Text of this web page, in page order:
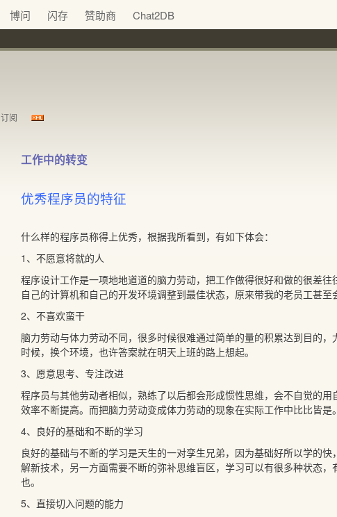
博问 闪存 赞助商 Chat2DB
订阅
工作中的转变
优秀程序员的特征
什么样的程序员称得上优秀，根据我所看到，有如下体会：
1、不愿意将就的人
程序设计工作是一项地地道道的脑力劳动，把工作做得很好和做的很差
自己的计算机和自己的开发环境调整到最佳状态，原来带我的老员工甚至
2、不喜欢蛮干
脑力劳动与体力劳动不同，很多时候很难通过简单的量的积累达到目的
时候，换个环境，也许答案就在明天上班的路上想起。
3、愿意思考、专注改进
程序员与其他劳动者相似，熟练了以后都会形成惯性思维，会不自觉的
效率不断提高。而把脑力劳动变成体力劳动的现象在实际工作中比比皆是。
4、良好的基础和不断的学习
良好的基础与不断的学习是天生的一对孪生兄弟，因为基础好所以学的
解新技术，另一方面需要不断的弥补思维盲区，学习可以有很多种状态
也。
5、直接切入问题的能力